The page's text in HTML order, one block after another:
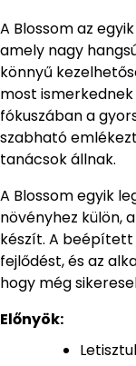
A Blossom az
amely nagy
könnyű
most
fókuszában a
szabható
tanácsok állnak.
A Blossom egyik
növényhez külön,
készít. A
fejlődést, és az
hogy még
Előnyök: